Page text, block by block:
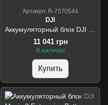
Артикул: R-7570544
DJI
11 041 грн
В наличии
Купить